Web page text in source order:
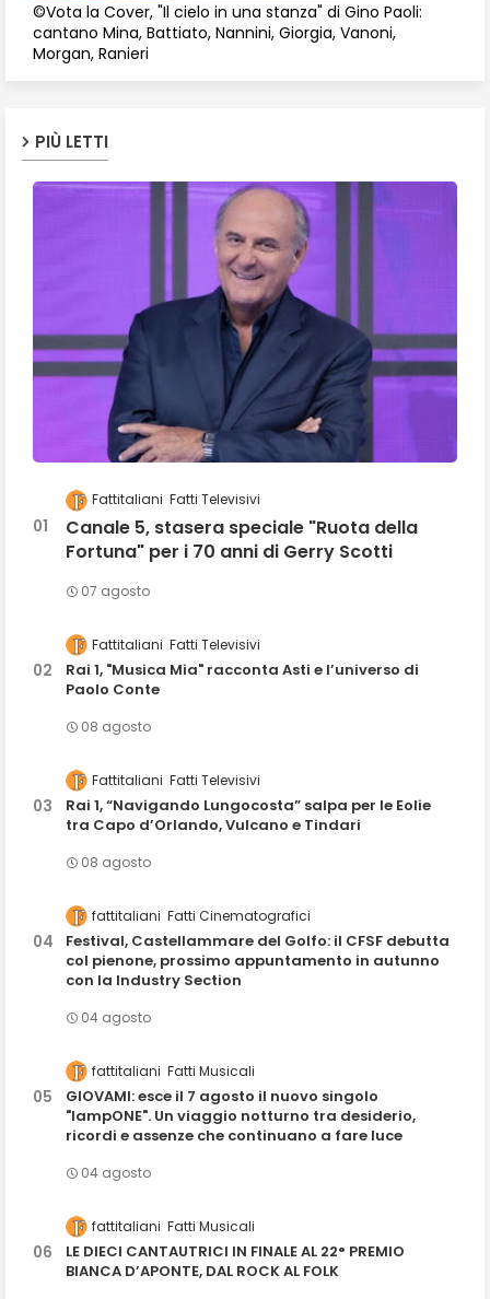
©Vota la Cover, "Il cielo in una stanza" di Gino Paoli:
cantano Mina, Battiato, Nannini, Giorgia, Vanoni,
Morgan, Ranieri
PIÙ LETTI
Fattitaliani Fatti Televisivi
Canale 5, stasera speciale "Ruota della
Fortuna" per i 70 anni di Gerry Scotti
07 agosto
Fattitaliani Fatti Televisivi
Rai 1, "Musica Mia" racconta Asti e l’universo di
Paolo Conte
08 agosto
Fattitaliani Fatti Televisivi
Rai 1, “Navigando Lungocosta” salpa per le Eolie
tra Capo d’Orlando, Vulcano e Tindari
08 agosto
fattitaliani Fatti Cinematografici
Festival, Castellammare del Golfo: il CFSF debutta
col pienone, prossimo appuntamento in autunno
con la Industry Section
04 agosto
fattitaliani Fatti Musicali
GIOVAMI: esce il 7 agosto il nuovo singolo
"lampONE". Un viaggio notturno tra desiderio,
ricordi e assenze che continuano a fare luce
04 agosto
fattitaliani Fatti Musicali
LE DIECI CANTAUTRICI IN FINALE AL 22° PREMIO
BIANCA D’APONTE, DAL ROCK AL FOLK